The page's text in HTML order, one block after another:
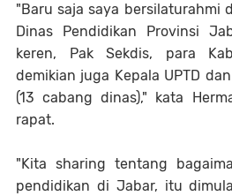
"Baru saja saya bersilaturahmi
Dinas Pendidikan Provinsi
keren, Pak Sekdis, para
demikian juga Kepala UPTD
(13 cabang dinas)," kata
rapat.
"Kita sharing tentang
pendidikan di Jabar, itu